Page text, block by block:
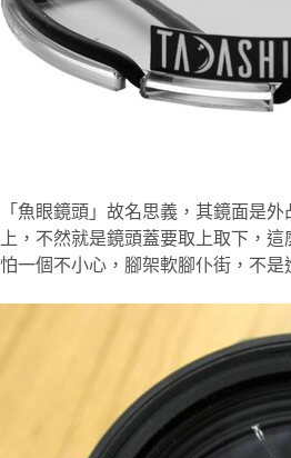
「魚眼鏡頭」故名思義，其鏡面是
上，不然就是鏡頭蓋要取上取下，
怕一個不小心，腳架軟腳仆街，不是